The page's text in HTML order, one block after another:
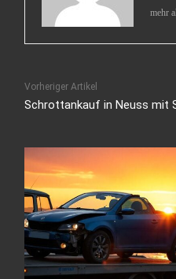
mehr
Vorheriger Artikel
Schrottankauf in Neuss mit